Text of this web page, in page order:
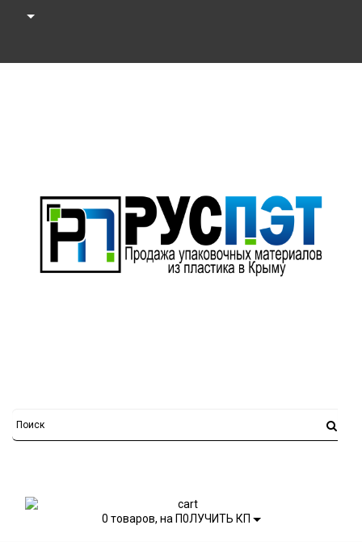
0 товаров, на П0ЛУЧИТЬ КП